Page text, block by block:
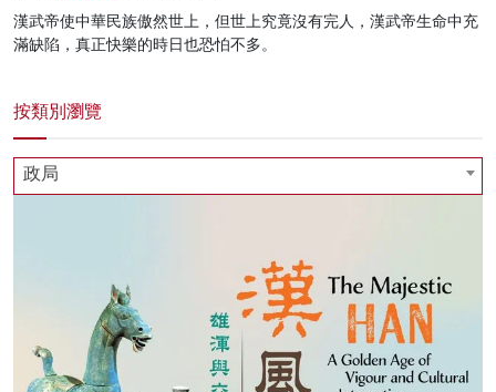
漢武帝使中華民族傲然世上，但世上究竟沒有完人，漢武帝生命中充
滿缺陷，真正快樂的時日也恐怕不多。
按類別瀏覽
政局